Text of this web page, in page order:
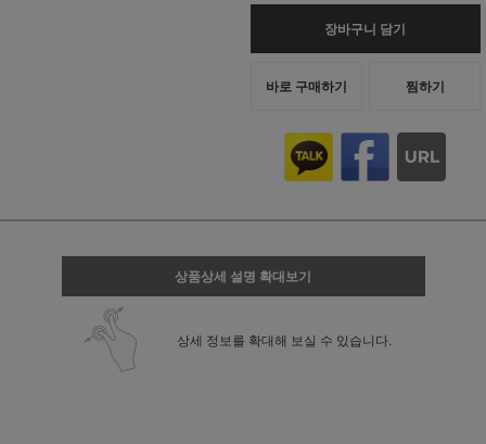
장바구니 담기
바로 구매하기 찜하기
상품상세 설명 확대보기
상세 정보를 확대해 보실 수 있습니다.